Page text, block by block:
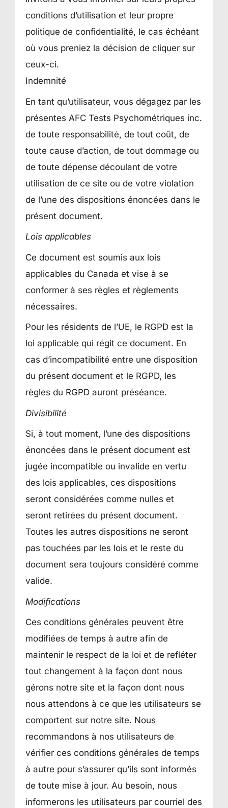
conditions d’utilisation et leur propre
politique de confidentialité, le cas échéant
où vous preniez la décision de cliquer sur
ceux-ci.
Indemnité
En tant qu’utilisateur, vous dégagez par les
présentes AFC Tests Psychométriques inc.
de toute responsabilité, de tout coût, de
toute cause d’action, de tout dommage ou
de toute dépense découlant de votre
utilisation de ce site ou de votre violation
de l’une des dispositions énoncées dans le
présent document.
Lois applicables
Ce document est soumis aux lois
applicables du Canada et vise à se
conformer à ses règles et règlements
nécessaires.
Pour les résidents de l’UE, le RGPD est la
loi applicable qui régit ce document. En
cas d’incompatibilité entre une disposition
du présent document et le RGPD, les
règles du RGPD auront préséance.
Divisibilité
Si, à tout moment, l’une des dispositions
énoncées dans le présent document est
jugée incompatible ou invalide en vertu
des lois applicables, ces dispositions
seront considérées comme nulles et
seront retirées du présent document.
Toutes les autres dispositions ne seront
pas touchées par les lois et le reste du
document sera toujours considéré comme
valide.
Modifications
Ces conditions générales peuvent être
modifiées de temps à autre afin de
maintenir le respect de la loi et de refléter
tout changement à la façon dont nous
gérons notre site et la façon dont nous
nous attendons à ce que les utilisateurs se
comportent sur notre site. Nous
recommandons à nos utilisateurs de
vérifier ces conditions générales de temps
à autre pour s’assurer qu’ils sont informés
de toute mise à jour. Au besoin, nous
informerons les utilisateurs par courriel des